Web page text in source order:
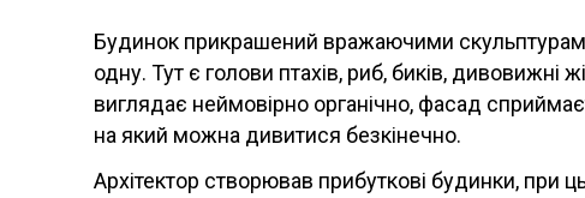
Будинок прикрашений вражаючими
одну. Тут є голови птахів, риб, биків, дивовижні
виглядає неймовірно органічно, фасад
на який можна дивитися безкінечно.
Архітектор створював прибуткові будинки, при